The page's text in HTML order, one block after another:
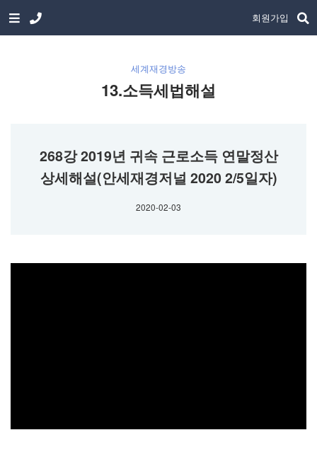
회원가입
세계재경방송
13.소득세법해설
268강 2019년 귀속 근로소득 연말정산
상세해설(안세재경저널 2020 2/5일자)
2020-02-03